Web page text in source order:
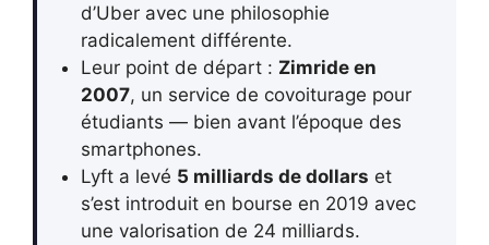
d’Uber avec une philosophie
radicalement différente.
Leur point de départ : Zimride en
2007, un service de covoiturage pour
étudiants — bien avant l’époque des
smartphones.
Lyft a levé 5 milliards de dollars et
s’est introduit en bourse en 2019 avec
une valorisation de 24 milliards.